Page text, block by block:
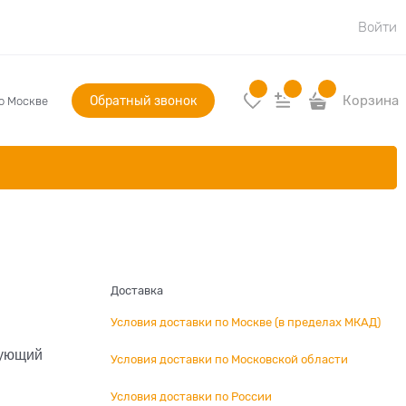
Войти
Москве Обратный звонок Корзина
Доставка
Условия доставки по Москве (в пределах МКАД)
Условия доставки по Московской области
Условия доставки по России